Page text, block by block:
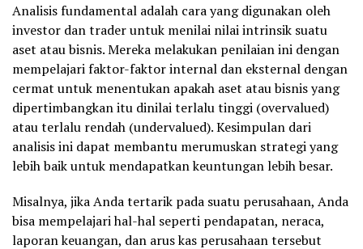
Analisis fundamental adalah cara yang digunakan oleh
investor dan trader untuk menilai nilai intrinsik suatu
aset atau bisnis. Mereka melakukan penilaian ini dengan
mempelajari faktor-faktor internal dan eksternal dengan
cermat untuk menentukan apakah aset atau bisnis yang
dipertimbangkan itu dinilai terlalu tinggi (overvalued)
atau terlalu rendah (undervalued). Kesimpulan dari
analisis ini dapat membantu merumuskan strategi yang
lebih baik untuk mendapatkan keuntungan lebih besar.
Misalnya, jika Anda tertarik pada suatu perusahaan, Anda
bisa mempelajari hal-hal seperti pendapatan, neraca,
laporan keuangan, dan arus kas perusahaan tersebut